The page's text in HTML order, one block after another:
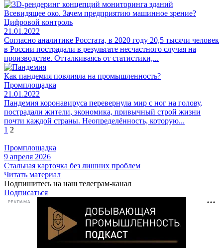
Всевидящее око. Зачем предприятию машинное зрение?
Цифровой контроль
21.01.2022
Согласно аналитике Росстата, в 2020 году 20,5 тысячи человек
в России пострадали в результате несчастного случая на
производстве. Отталкиваясь от статистики,...
Как пандемия повлияла на промышленность?
Промплощадка
21.01.2022
Пандемия коронавируса перевернула мир с ног на голову,
пострадали жители, экономика, привычный строй жизни
почти каждой страны. Неопределённость, которую...
Пагинация
записей
1 2
Промплощадка
9 апреля 2026
Стальная карточка без лишних проблем
Читать материал
Подпишитесь на наш телеграм-канал
Подписаться
РЕКЛАМА